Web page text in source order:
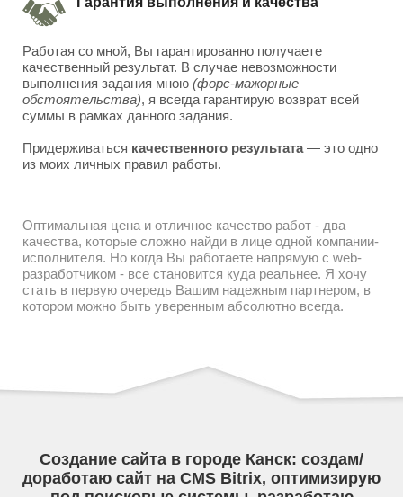
Работая со мной, Вы гарантированно получаете
качественный результат. В случае невозможности
выполнения задания мною (форс-мажорные
обстоятельства), я всегда гарантирую возврат всей
суммы в рамках данного задания.
Придерживаться качественного результата— это одно
из моих личных правил работы.
Оптимальная цена и отличное качество работ - два
качества, которые сложно найди в лице одной компании-
исполнителя. Но когда Вы работаете напрямую с web-
разработчиком - все становится куда реальнее. Я хочу
стать в первую очередь Вашим надежным партнером, в
котором можно быть уверенным абсолютно всегда.
Создание сайта в городе Канск: создам/
доработаю сайт на CMS Bitrix, оптимизирую